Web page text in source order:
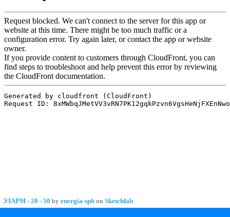
ЭЗАРМ - 20 - 50 by energia-spb on Sketchfab